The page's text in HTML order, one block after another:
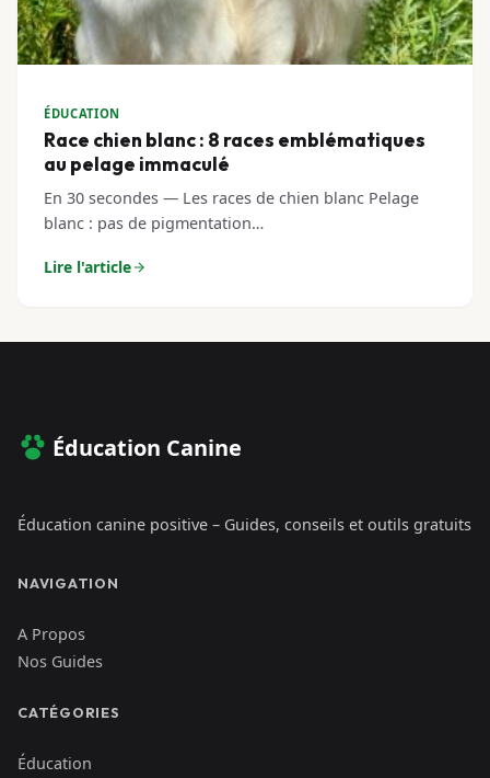
ÉDUCATION
Race chien blanc : 8 races emblématiques
au pelage immaculé
En 30 secondes — Les races de chien blanc Pelage
blanc : pas de pigmentation…
Lire l'article
Éducation Canine
Éducation canine positive – Guides, conseils et outils gratuits
NAVIGATION
A Propos
Nos Guides
CATÉGORIES
Éducation